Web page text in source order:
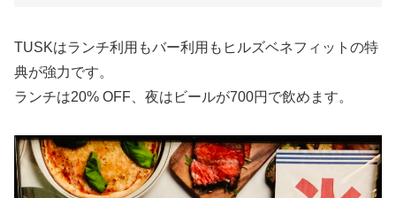
TUSKはランチ利用もバー利用もヒルズベネフィットの特
典が強力です。
ランチは20% OFF、夜はビールが700円で飲めます。